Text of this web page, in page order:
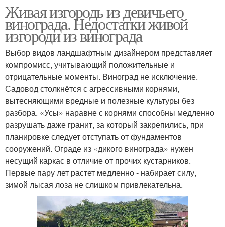
Живая изгородь из девичьего
винограда. Недостатки живой
изгороди из винограда
Выбор видов ландшафтным дизайнером представляет
компромисс, учитывающий положительные и
отрицательные моменты. Виноград не исключение.
Садовод столкнётся с агрессивными корнями,
вытесняющими вредные и полезные культуры без
разбора. «Усы» наравне с корнями способны медленно
разрушать даже гранит, за который закрепились, при
планировке следует отступать от фундаментов
сооружений. Ограде из «дикого винограда» нужен
несущий каркас в отличие от прочих кустарников.
Первые пару лет растет медленно - набирает силу,
зимой лысая лоза не слишком привлекательна.